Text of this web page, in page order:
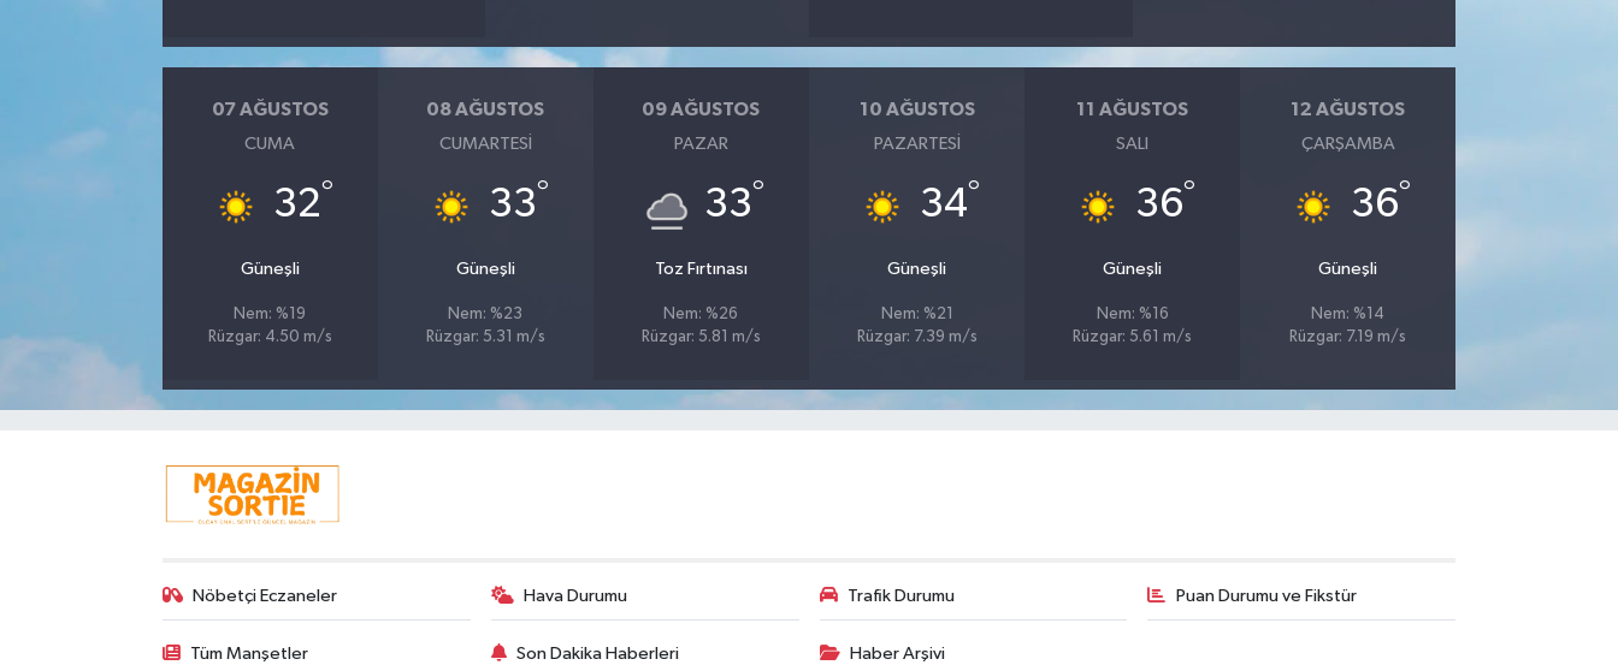
07 AĞUSTOS
CUMA
32°
Güneşli
Nem: %19
Rüzgar: 4.50 m/s
08 AĞUSTOS
CUMARTESI
33°
Güneşli
Nem: %23
Rüzgar: 5.31 m/s
09 AĞUSTOS
PAZAR
33°
Toz Fırtınası
Nem: %26
Rüzgar: 5.81 m/s
10 AĞUSTOS
PAZARTESI
34°
Güneşli
Nem: %21
Rüzgar: 7.39 m/s
11 AĞUSTOS
SALI
36°
Güneşli
Nem: %16
Rüzgar: 5.61 m/s
12 AĞUSTOS
ÇARŞAMBA
36°
Güneşli
Nem: %14
Rüzgar: 7.19 m/s
Nöbetçi Eczaneler Hava Durumu Trafik Durumu Puan Durumu ve Fikstür
Tüm Manşetler Son Dakika Haberleri Haber Arşivi